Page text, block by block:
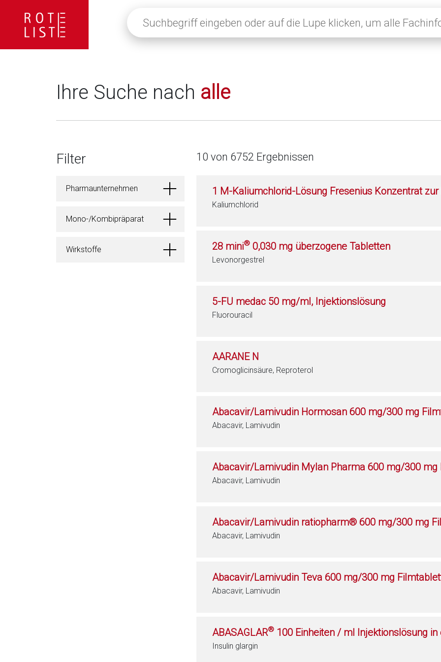
eingeben
oder
klicken,
Fachinformationen
Ihre Suche nach alle
Filter
Pharmaunternehmen
Mono-/Kombipräparat
Wirkstoffe
10 von 6752 Ergebnissen
1 M-Kaliumchlorid-Lösung Fresenius Konzentrat
Kaliumchlorid
28 mini® 0,030 mg überzogene Tabletten
Levonorgestrel
5-FU medac 50 mg/ml, Injektionslösung
Fluorouracil
AARANE N
Cromoglicinsäure, Reproterol
Abacavir/Lamivudin Hormosan 600 mg/300 mg
Abacavir, Lamivudin
Abacavir/Lamivudin Mylan Pharma 600 mg/300 mg
Abacavir, Lamivudin
Abacavir/Lamivudin ratiopharm® 600 mg/300 mg
Abacavir, Lamivudin
Abacavir/Lamivudin Teva 600 mg/300 mg
Abacavir, Lamivudin
ABASAGLAR® 100 Einheiten / ml Injektionslösung
Insulin glargin